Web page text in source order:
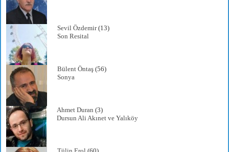
Sevil Özdemir(13)
Son Resital
Bülent Öntaş (56)
Sonya
Ahmet Duran (3)
Dursun Ali Akınet ve Yalıköy